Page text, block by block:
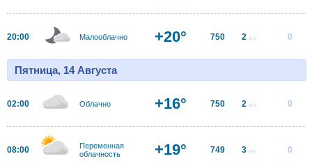
20:00 Малооблачно +20° 750 2 м/с 0
Пятница, 14 Августа
02:00 Облачно +16° 750 2 м/с 0
08:00
Переменная
облачность
+19° 749 3 м/с 0